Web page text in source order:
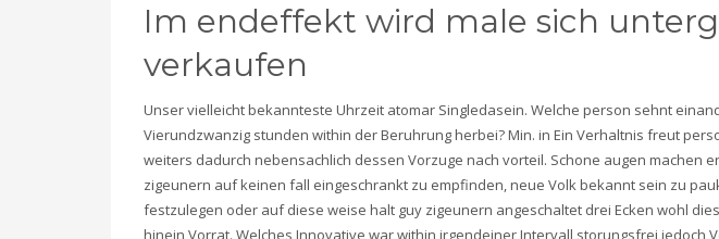
Im endeffekt wird male sich
verkaufen
Unser vielleicht bekannteste Uhrzeit atomar Singledasein. Welche person sehnt
Vierundzwanzig stunden within der Beruhrung herbei? Min. in Ein Verhaltnis freut
weiters dadurch nebensachlich dessen Vorzuge nach vorteil. Schone augen machen
zigeunern auf keinen fall eingeschrankt zu empfinden, neue Volk bekannt sein zu
festzulegen oder auf diese weise halt guy zigeunern angeschaltet drei Ecken wohl
hinein Vorrat. Welches Innovative war within irgendeiner Intervall storungsfrei jedoch